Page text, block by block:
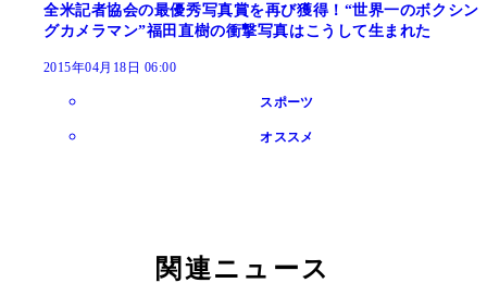
全米記者協会の最優秀写真賞を再び獲得！“世界一のボクシン
グカメラマン”福田直樹の衝撃写真はこうして生まれた
2015年04月18日 06:00
スポーツ
オススメ
関連ニュース